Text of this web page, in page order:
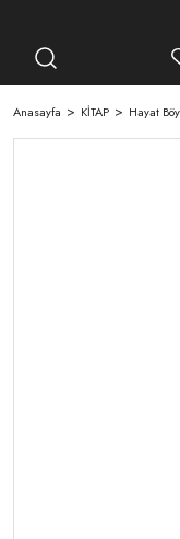
Anasayfa KİTAP Hayat